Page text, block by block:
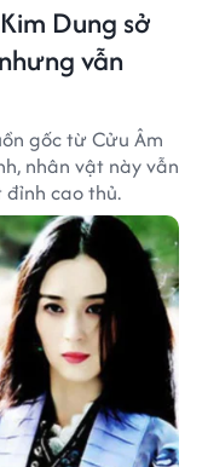
Dung sở
vẫn
gốc từ Cửu Âm
nhân vật này vẫn
cao thủ.